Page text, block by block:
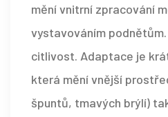
mění vnitrní zpracování
vystavováním
citlivost. Adaptace je
která mění vnější
špuntů, tmavých brýlí)